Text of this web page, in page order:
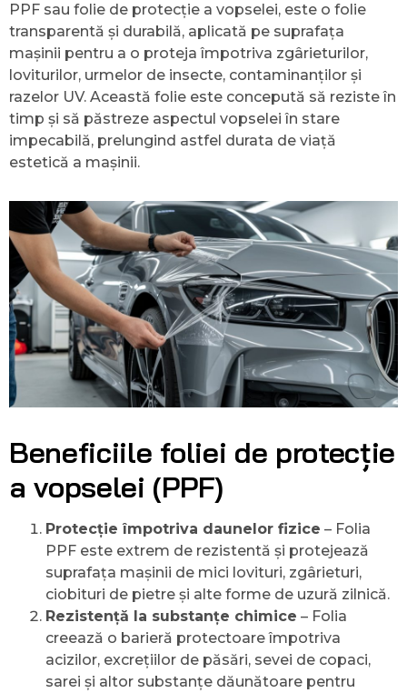
PPF sau folie de protecție a vopselei, este o folie
transparentă și durabilă, aplicată pe suprafața
mașinii pentru a o proteja împotriva zgârieturilor,
loviturilor, urmelor de insecte, contaminanților și
razelor UV. Această folie este concepută să reziste în
timp și să păstreze aspectul vopselei în stare
impecabilă, prelungind astfel durata de viață
estetică a mașinii.
Beneficiile foliei de protecție
a vopselei (PPF)
Protecție împotriva daunelor fizice – Folia
PPF este extrem de rezistentă și protejează
suprafața mașinii de mici lovituri, zgârieturi,
ciobituri de pietre și alte forme de uzură zilnică.
Rezistență la substanțe chimice – Folia
creează o barieră protectoare împotriva
acizilor, excrețiilor de păsări, sevei de copaci,
sarei și altor substanțe dăunătoare pentru